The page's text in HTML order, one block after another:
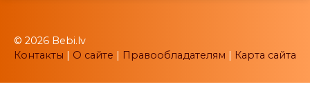
© 2026 Bebi.lv
Контакты | О сайте | Правообладателям | Карта сайта